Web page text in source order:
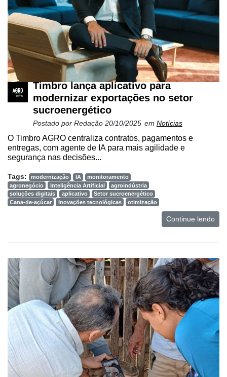
Timbro lança aplicativo para
modernizar exportações no setor
sucroenergético
Postado por Redação 20/10/2025 em Notícias
O Timbro AGRO centraliza contratos, pagamentos e
entregas, com agente de IA para mais agilidade e
segurança nas decisões...
Tags: modernização IA
monitoramento
agronegócio
Inteligência Artificial
agroindústria
soluções digitais
aplicativo
Setor sucroenergético
Cana-de-açúcar
Inovações tecnológicas otimização
Continue lendo